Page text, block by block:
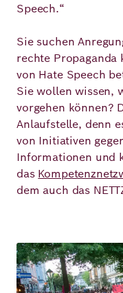
Speech.“
Sie suchen
rechte Propaganda
von Hate Speech
Sie wollen wissen,
vorgehen können?
Anlaufstelle, denn
von Initiativen
Informationen und
das
dem auch das
Bild